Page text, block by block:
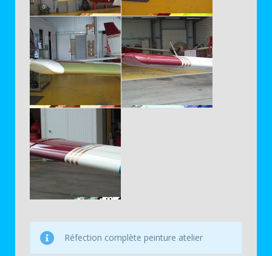
Réfection complète peinture atelier